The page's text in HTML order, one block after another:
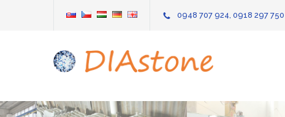
0948 707 924, 0918 297 750